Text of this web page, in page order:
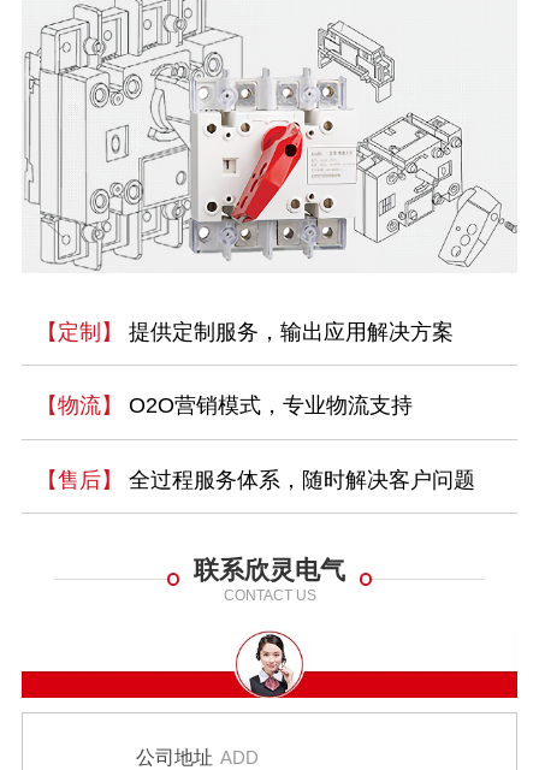
【定制】 提供定制服务，输出应用解决方案
【物流】 O2O营销模式，专业物流支持
【售后】 全过程服务体系，随时解决客户问题
联系欣灵电气
CONTACT US
公司地址 ADD